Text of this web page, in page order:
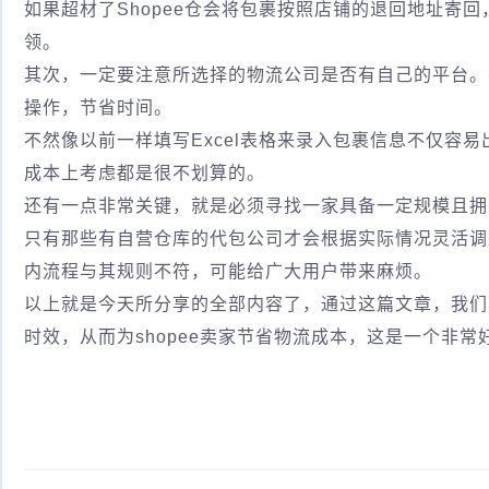
如果超材了Shopee仓会将包裹按照店铺的退回地址寄
领。
其次，一定要注意所选择的物流公司是否有自己的平台
操作，节省时间。
不然像以前一样填写Excel表格来录入包裹信息不仅容
成本上考虑都是很不划算的。
还有一点非常关键，就是必须寻找一家具备一定规模且
只有那些有自营仓库的代包公司才会根据实际情况灵活
内流程与其规则不符，可能给广大用户带来麻烦。
以上就是今天所分享的全部内容了，通过这篇文章，我
时效，从而为shopee卖家节省物流成本，这是一个非常